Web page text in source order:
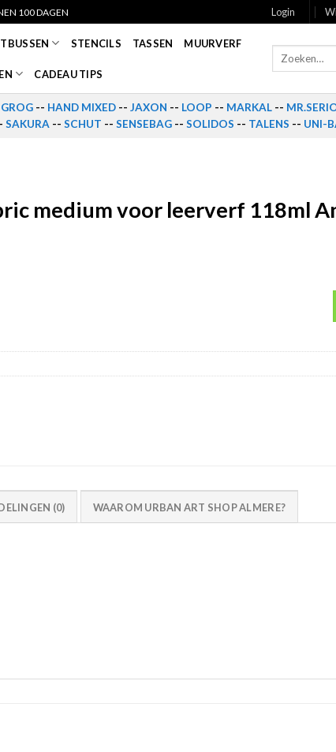
100 DAGEN Login
STENCILS TASSEN MUURVERF
CADEAU TIPS
Zoeken
GROG -- HAND MIXED -- JAXON -- LOOP -- MARKAL --
SAKURA -- SCHUT -- SENSEBAG -- SOLIDOS -- TALENS -- UNI-
medium voor leerverf 118ml
(0) WAAROM URBAN ART SHOP ALMERE?